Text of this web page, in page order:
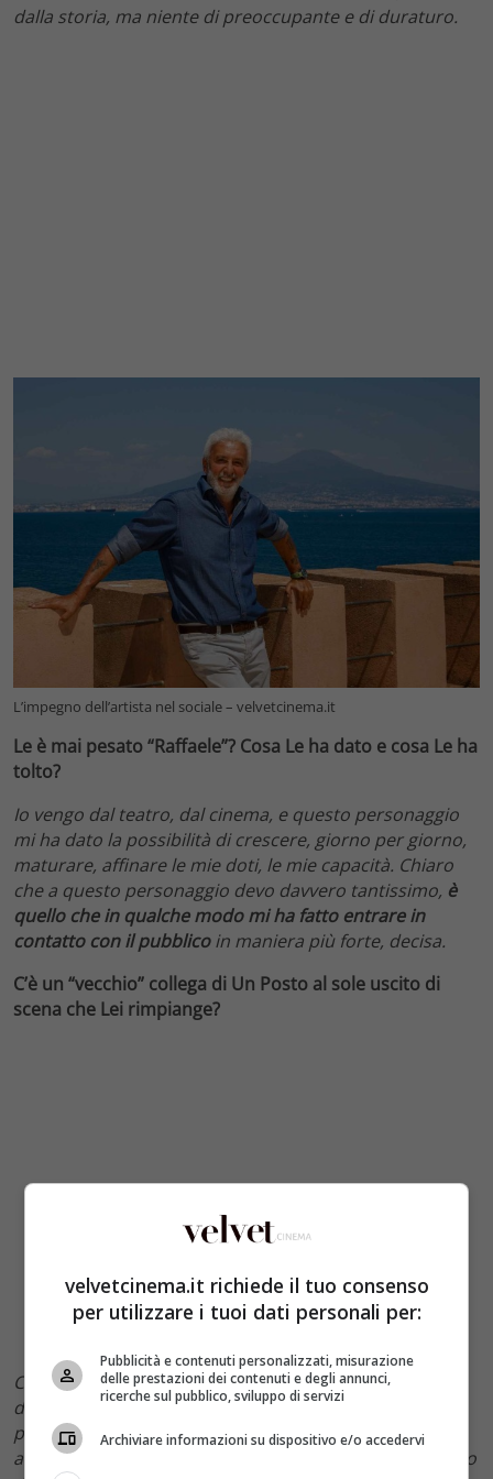
dalla storia, ma niente di preoccupante e di duraturo.
L’impegno dell’artista nel sociale – velvetcinema.it
Le è mai pesato “Raffaele”? Cosa Le ha dato e cosa Le ha
tolto?
Io vengo dal teatro, dal cinema, e questo personaggio
mi ha dato la possibilità di crescere, giorno per giorno,
maturare, affinare le mie doti, le mie capacità. Chiaro
che a questo personaggio devo davvero tantissimo, è
quello che in qualche modo mi ha fatto entrare in
contatto con il pubblicoin maniera più forte, decisa.
C’è un “vecchio” collega di Un Posto al sole uscito di
scena che Lei rimpiange?
Ci sono tanti colleghi e amici, perché con il tempo si
diventa amici, ogni giorno insieme, si passa in pratica
più tempo sul set che in famiglia, che negli anni si sono
alternati con personaggi sempre interessanti all’interno
velvetcinema.it richiede il tuo consenso
per utilizzare i tuoi dati personali per:
Pubblicità e contenuti personalizzati, misurazione
delle prestazioni dei contenuti e degli annunci,
ricerche sul pubblico, sviluppo di servizi
Archiviare informazioni su dispositivo e/o accedervi